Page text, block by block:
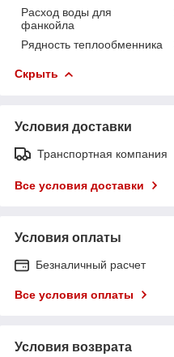
Расход воды для
фанкойла
Рядность теплообменника
Скрыть
Условия доставки
Транспортная компания
Все условия доставки
Условия оплаты
Безналичный расчет
Все условия оплаты
Условия возврата